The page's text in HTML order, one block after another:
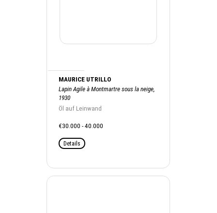
MAURICE UTRILLO
Lapin Agile à Montmartre sous la neige,
1930
Öl auf Leinwand
€30.000 - 40.000
Details